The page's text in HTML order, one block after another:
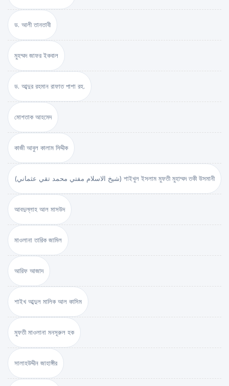
ড. আলী তানতাবী
মুহম্মদ জাফর ইকবাল
ড. আব্দুর রহমান রাফাত পাশা রহ.
মোশতাক আহমেদ
কাজী আবুল কালাম সিদ্দীক
(شيخ الاسلام مفتي محمد تقي عثماني) শাইখুল ইসলাম মুফতী মুহাম্মদ তকী উসমানী
আবদুল্লাহ আল মাসউদ
মাওলানা তারিক জামিল
আরিফ আজাদ
শাইখ আব্দুল মালিক আল কাসিম
মুফতী মাওলানা মনসূরুল হক
সালাহউদ্দীন জাহাঙ্গীর